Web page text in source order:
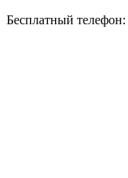
Бесплатный телефон: